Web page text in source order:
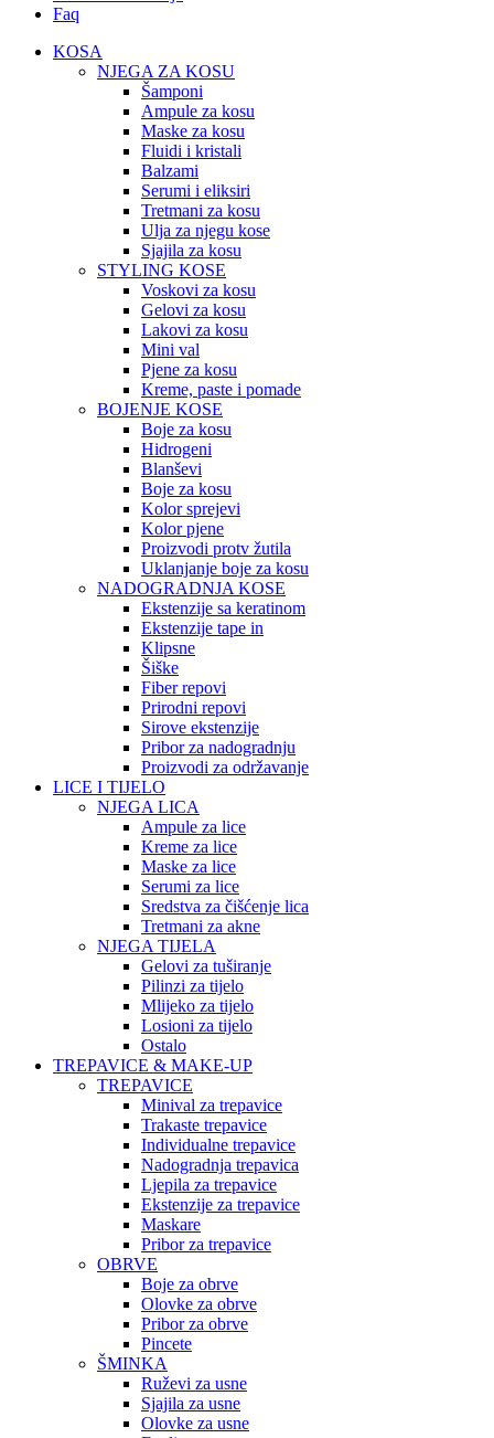
Faq
KOSA
NJEGA ZA KOSU
Šamponi
Ampule za kosu
Maske za kosu
Fluidi i kristali
Balzami
Serumi i eliksiri
Tretmani za kosu
Ulja za njegu kose
Sjajila za kosu
STYLING KOSE
Voskovi za kosu
Gelovi za kosu
Lakovi za kosu
Mini val
Pjene za kosu
Kreme, paste i pomade
BOJENJE KOSE
Boje za kosu
Hidrogeni
Blanševi
Boje za kosu
Kolor sprejevi
Kolor pjene
Proizvodi protv žutila
Uklanjanje boje za kosu
NADOGRADNJA KOSE
Ekstenzije sa keratinom
Ekstenzije tape in
Klipsne
Šiške
Fiber repovi
Prirodni repovi
Sirove ekstenzije
Pribor za nadogradnju
Proizvodi za održavanje
LICE I TIJELO
NJEGA LICA
Ampule za lice
Kreme za lice
Maske za lice
Serumi za lice
Sredstva za čišćenje lica
Tretmani za akne
NJEGA TIJELA
Gelovi za tuširanje
Pilinzi za tijelo
Mlijeko za tijelo
Losioni za tijelo
Ostalo
TREPAVICE & MAKE-UP
TREPAVICE
Minival za trepavice
Trakaste trepavice
Individualne trepavice
Nadogradnja trepavica
Ljepila za trepavice
Ekstenzije za trepavice
Maskare
Pribor za trepavice
OBRVE
Boje za obrve
Olovke za obrve
Pribor za obrve
Pincete
ŠMINKA
Ruževi za usne
Sjajila za usne
Olovke za usne